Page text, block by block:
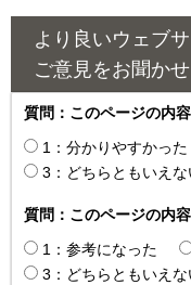
より良いウェブ
ご意見をお聞か
質問：このページの内
1：分かりやすかった
3：どちらともいえな
質問：このページの内
1：参考になった
3：どちらともいえな